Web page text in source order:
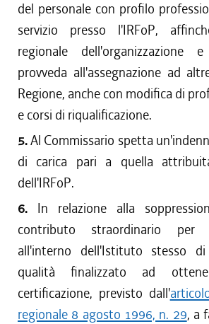
del personale con profilo
servizio presso l'IRFoP,
regionale dell'organizzazione
provveda all'assegnazione ad
Regione, anche con modifica di
e corsi di riqualificazione.
5.Al Commissario spetta
di carica pari a quella
dell'IRFoP.
6. In relazione alla
contributo straordinario per
all'interno dell'Istituto stesso
qualità finalizzato ad
certificazione, previsto dall'
regionale 8 agosto 1996, n. 29, a